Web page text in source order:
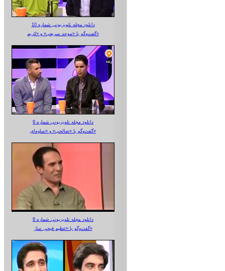
دانلود مجله تلویزیونی شماره 10
گفت‌وگو با «موحد سریعی» و «کریم»
دانلود مجله تلویزیونی شماره 9
گفت‌وگو با «صالحی» و «ساوه‌ای»
دانلود مجله تلویزیونی شماره 8
گفت‌وگو با «عظیم قیچی ساز»